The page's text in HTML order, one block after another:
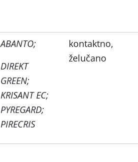
ABANTO;
DIREKT
GREEN;
KRISANT EC;
PYREGARD;
PIRECRIS
kontaktno,
želučano